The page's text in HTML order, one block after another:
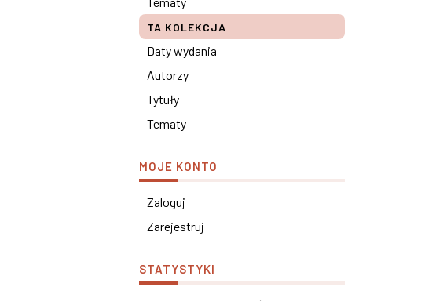
TA KOLEKCJA
Daty wydania
Autorzy
Tytuły
Tematy
MOJE KONTO
Zaloguj
Zarejestruj
STATYSTYKI